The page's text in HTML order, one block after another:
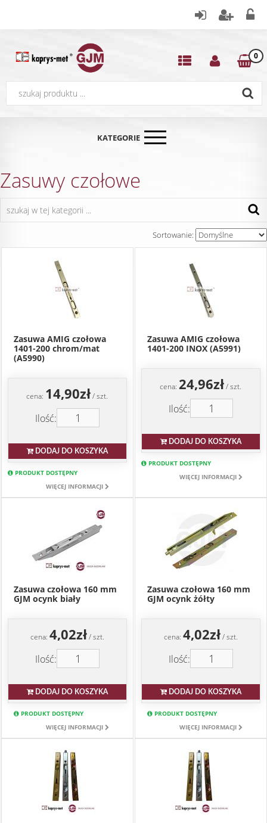
0
KATEGORIE
Zasuwy czołowe
Sortowanie:
Zasuwa AMIG czołowa
1401-200 chrom/mat
(A5990)
cena: 14,90zł/ szt.
Ilość:
DODAJ DO KOSZYKA
PRODUKT DOSTĘPNY
WIĘCEJ INFORMACJI
Zasuwa AMIG czołowa
1401-200 INOX (A5991)
cena:24,96zł/ szt.
Ilość:
DODAJ DO KOSZYKA
PRODUKT DOSTĘPNY
WIĘCEJ INFORMACJI
Zasuwa czołowa 160 mm
GJM ocynk biały
cena: 4,02zł/ szt.
Ilość:
DODAJ DO KOSZYKA
PRODUKT DOSTĘPNY
WIĘCEJ INFORMACJI
Zasuwa czołowa 160 mm
GJM ocynk żółty
cena: 4,02zł/ szt.
Ilość:
DODAJ DO KOSZYKA
PRODUKT DOSTĘPNY
WIĘCEJ INFORMACJI